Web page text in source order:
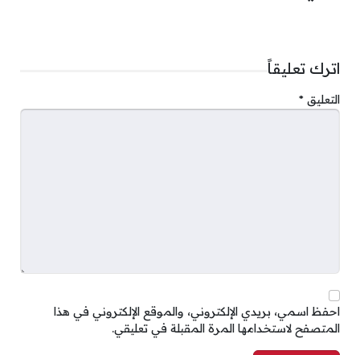
اترك تعليقاً
التعليق *
احفظ اسمي، بريدي الإلكتروني، والموقع الإلكتروني في هذا
المتصفح لاستخدامها المرة المقبلة في تعليقي.